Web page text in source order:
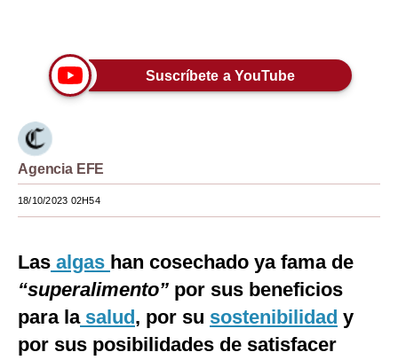
Lujo
Viajes
Moda
Estilos
Mundo
España
Internacional
Suscríbete a YouTube
Agencia EFE
18/10/2023 02H54
Las algas han cosechado ya fama de
“superalimento” por sus beneficios
para lasalud, por su sostenibilidad y
por sus posibilidades de satisfacer